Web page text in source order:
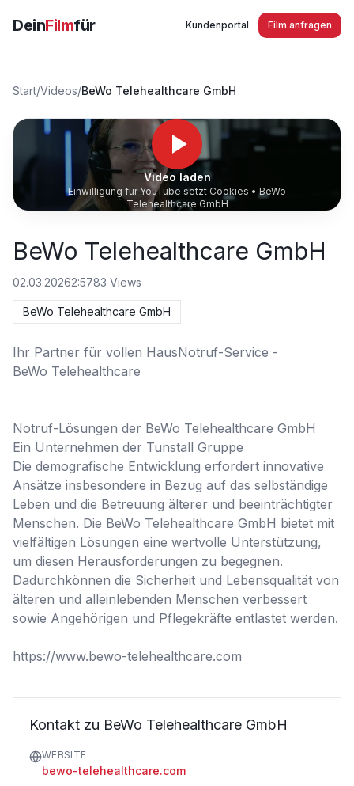
DeinFilmfür Kundenportal Film anfragen
Start/Videos/BeWo Telehealthcare GmbH
Video laden
Einwilligung für YouTube setzt Cookies •BeWo
Telehealthcare GmbH
BeWo Telehealthcare GmbH
02.03.20262:5783 Views
BeWo Telehealthcare GmbH
Ihr Partner für vollen HausNotruf-Service -
BeWo Telehealthcare
Notruf-Lösungen der BeWo Telehealthcare GmbH
Ein Unternehmen der Tunstall Gruppe
Die demografische Entwicklung erfordert innovative
Ansätze insbesondere in Bezug auf das selbständige
Leben und die Betreuung älterer und beeinträchtigter
Menschen. Die BeWo Telehealthcare GmbH bietet mit
vielfältigen Lösungen eine wertvolle Unterstützung,
um diesen Herausforderungen zu begegnen.
Dadurchkönnen die Sicherheit und Lebensqualität von
älteren und alleinlebenden Menschen verbessert
sowie Angehörigen und Pflegekräfte entlastet werden.
https://www.bewo-telehealthcare.com
Kontakt zu BeWo Telehealthcare GmbH
WEBSITE
bewo-telehealthcare.com